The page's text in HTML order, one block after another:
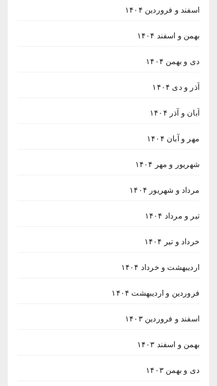
اسفند و فروردین ۱۴۰۴
بهمن و اسفند ۱۴۰۴
دی و بهمن ۱۴۰۴
آذر و دی ۱۴۰۴
آبان و آذر ۱۴۰۴
مهر و آبان ۱۴۰۴
شهریور و مهر ۱۴۰۴
مرداد و شهریور ۱۴۰۴
تیر و مرداد ۱۴۰۴
خرداد و تیر ۱۴۰۴
اردیبهشت و خرداد ۱۴۰۴
فروردین و اردیبهشت ۱۴۰۴
اسفند و فروردین ۱۴۰۳
بهمن و اسفند ۱۴۰۳
دی و بهمن ۱۴۰۳